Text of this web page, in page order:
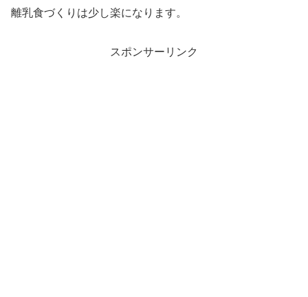
離乳食づくりは少し楽になります。
スポンサーリンク